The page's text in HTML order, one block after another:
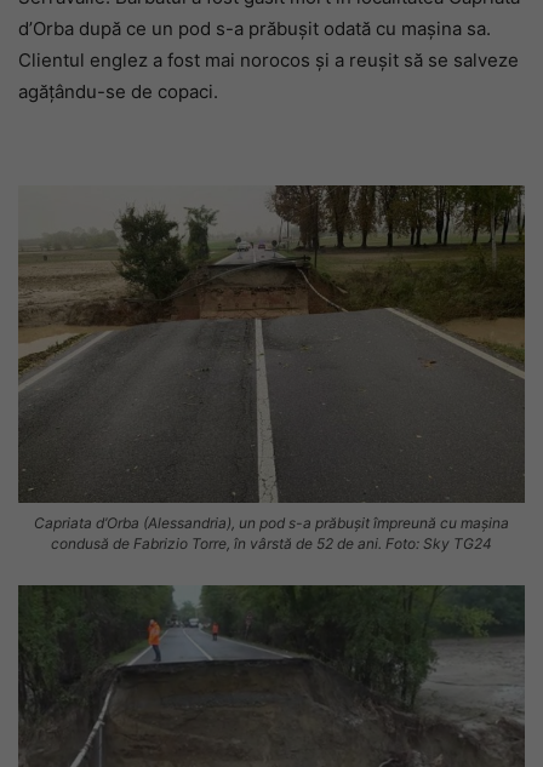
d’Orba după ce un pod s-a prăbușit odată cu mașina sa.
Clientul englez a fost mai norocos și a reușit să se salveze
agățându-se de copaci.
Capriata d’Orba (Alessandria), un pod s-a prăbușit împreună cu mașina
condusă de Fabrizio Torre, în vârstă de 52 de ani. Foto: Sky TG24